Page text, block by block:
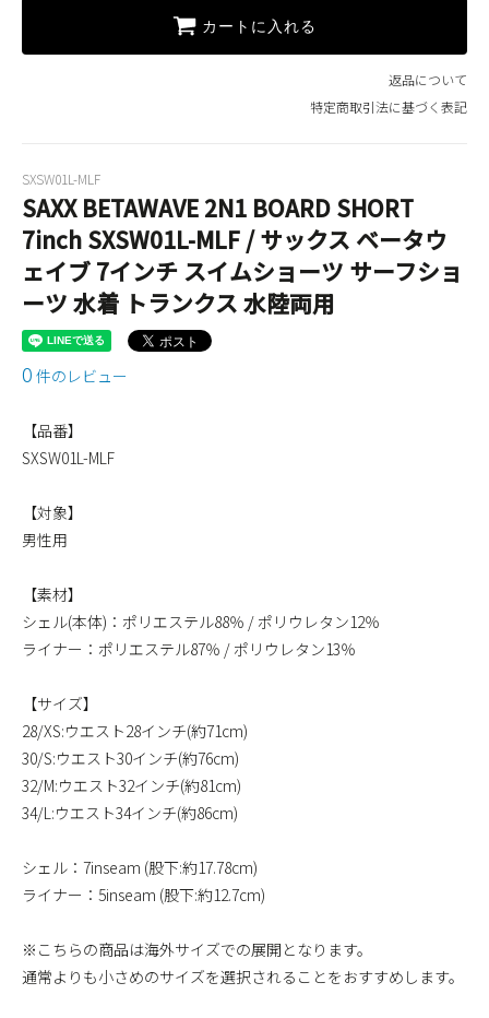
カートに入れる
返品について
特定商取引法に基づく表記
SXSW01L-MLF
SAXX BETAWAVE 2N1 BOARD SHORT
7inch SXSW01L-MLF / サックス ベータウ
ェイブ 7インチ スイムショーツ サーフショ
ーツ 水着 トランクス 水陸両用
0 件のレビュー
【品番】
SXSW01L-MLF
【対象】
男性用
【素材】
シェル(本体)：ポリエステル88％ / ポリウレタン12％
ライナー：ポリエステル87％ / ポリウレタン13％
【サイズ】
28/XS:ウエスト28インチ(約71cm)
30/S:ウエスト30インチ(約76cm)
32/M:ウエスト32インチ(約81cm)
34/L:ウエスト34インチ(約86cm)
シェル：7inseam (股下:約17.78cm)
ライナー：5inseam (股下:約12.7cm)
※こちらの商品は海外サイズでの展開となります。
通常よりも小さめのサイズを選択されることをおすすめします。